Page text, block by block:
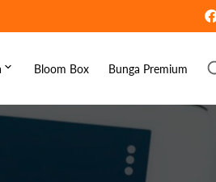
Bloom Box Bunga Premium